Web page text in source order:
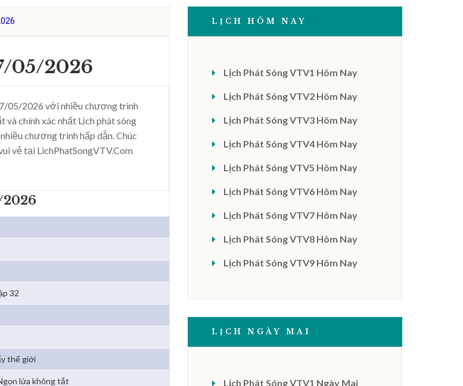
05/2026
05/2026 với nhiều chương trình
và chính xác nhất Lịch phát sóng
chương trình hấp dẫn. Chúc
vẻ tại LichPhatSongVTV.Com
2026
32
thế giới
lửa không tắt
LỊCH HÔM NAY
Lịch Phát Sóng VTV1 Hôm Nay
Lịch Phát Sóng VTV2 Hôm Nay
Lịch Phát Sóng VTV3 Hôm Nay
Lịch Phát Sóng VTV4 Hôm Nay
Lịch Phát Sóng VTV5 Hôm Nay
Lịch Phát Sóng VTV6 Hôm Nay
Lịch Phát Sóng VTV7 Hôm Nay
Lịch Phát Sóng VTV8 Hôm Nay
Lịch Phát Sóng VTV9 Hôm Nay
LỊCH NGÀY MAI
Lịch Phát Sóng VTV1 Ngày Mai